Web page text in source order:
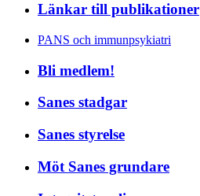
Länkar till publikationer
PANS och immunpsykiatri
Bli medlem!
Sanes stadgar
Sanes styrelse
Möt Sanes grundare